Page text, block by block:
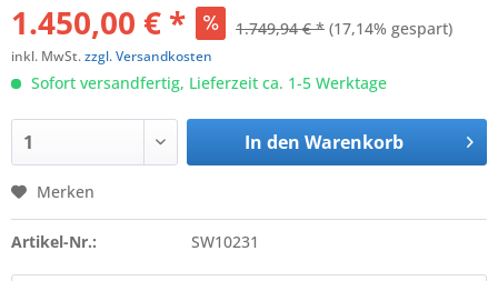
1.450,00 € * 1.749,94 € * (17,14% gespart)
inkl. MwSt.zzgl. Versandkosten
Sofort versandfertig, Lieferzeit ca. 1-5 Werktage
In den Warenkorb
Merken
Artikel-Nr.: SW10231